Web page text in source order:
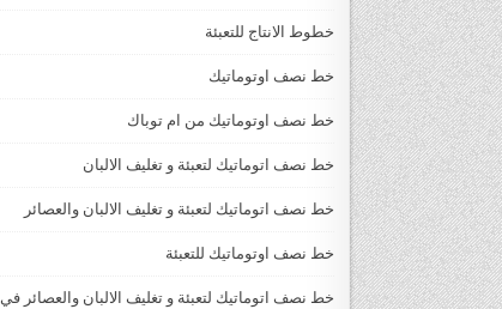
خطوط الانتاج للتعبئة
خط نصف اوتوماتيك
خط نصف اوتوماتيك من ام توباك
خط نصف اتوماتيك لتعبئة و تغليف الالبان
خط نصف اتوماتيك لتعبئة و تغليف الالبان والعصائر
خط نصف اوتوماتيك للتعبئة
خط نصف اتوماتيك لتعبئة و تغليف الالبان والعصائر في